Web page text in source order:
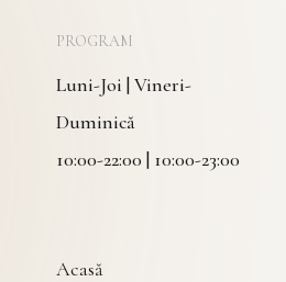
PROGRAM
Luni-Joi | Vineri-
Duminică
10:00-22:00 | 10:00-23:00
Acasă